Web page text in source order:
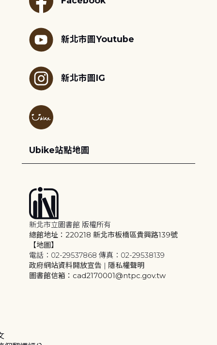
新北市圖Youtube
新北市圖IG
Ubike站點地圖
新北市立圖書館 版權所有
總館地址：220218 新北市板橋區貴興路139號
【地圖】
電話：02-29537868 傳真：02-29538139
政府網站資料開放宣告 | 隱私權聲明
圖書館信箱：cad2170001@ntpc.gov.tw